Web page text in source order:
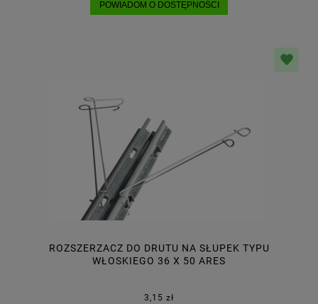
POWIADOM O DOSTĘPNOŚCI
ROZSZERZACZ DO DRUTU NA SŁUPEK TYPU
WŁOSKIEGO 36 X 50 ARES
3,15 zł